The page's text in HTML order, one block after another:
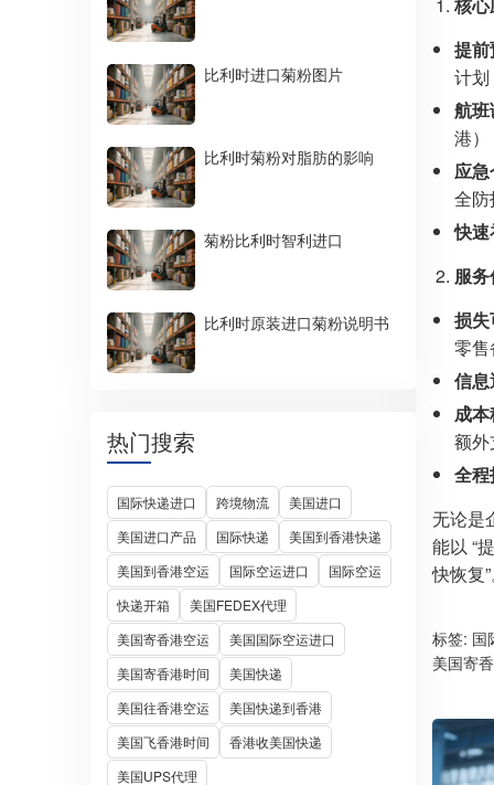
比利时进口菊粉图片
比利时菊粉对脂肪的影响
菊粉比利时智利进口
比利时原装进口菊粉说明书
热门搜索
国际快递进口 跨境物流
美国进口
美国进口产品
国际快递
美国到香港快递
美国到香港空运
国际空运进口
国际空运
快递开箱
美国FEDEX代理
美国寄香港空运
美国国际空运进口
美国寄香港时间
美国快递
美国往香港空运
美国快递到香港
美国飞香港时间
香港收美国快递
美国UPS代理
提
计划
航
港
应
全
快
服
损
零
信
成
额
全
无论是
能以 “
快恢复
标签: 国
美国寄